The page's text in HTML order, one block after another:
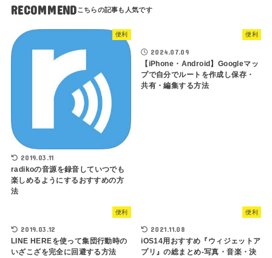
RECOMMEND
便利
2019.03.11
radikoの音源を録音していつでも
楽しめるようにするおすすめの方
法
便利
2024.07.09
【iPhone・Android】Googleマッ
プで自分でルートを作成し保存・
共有・編集する方法
便利
2019.03.12
LINE HEREを使って集団行動時の
いざこざを完全に回避する方法
便利
2021.11.08
iOS14用おすすめ『ウィジェットア
プリ』の総まとめ-写真・音楽・決